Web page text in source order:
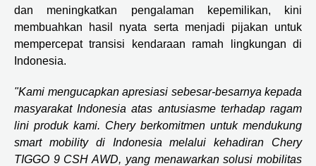
dan meningkatkan pengalaman kepemilikan, kini
membuahkan hasil nyata serta menjadi pijakan untuk
mempercepat transisi kendaraan ramah lingkungan di
Indonesia.
"Kami mengucapkan apresiasi sebesar-besarnya kepada
masyarakat Indonesia atas antusiasme terhadap ragam
lini produk kami. Chery berkomitmen untuk mendukung
smart mobility di Indonesia melalui kehadiran Chery
TIGGO 9 CSH AWD, yang menawarkan solusi mobilitas